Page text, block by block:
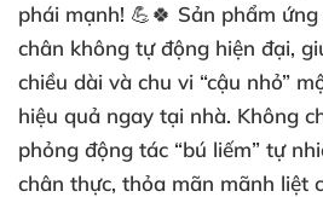
phái mạnh! 💪🍀 Sản phẩm
chân không tự động hiện đại,
chiều dài và chu vi “cậu nhỏ”
hiệu quả ngay tại nhà. Không
phỏng động tác “bú liếm” tự
chân thực, thỏa mãn mãnh liệt